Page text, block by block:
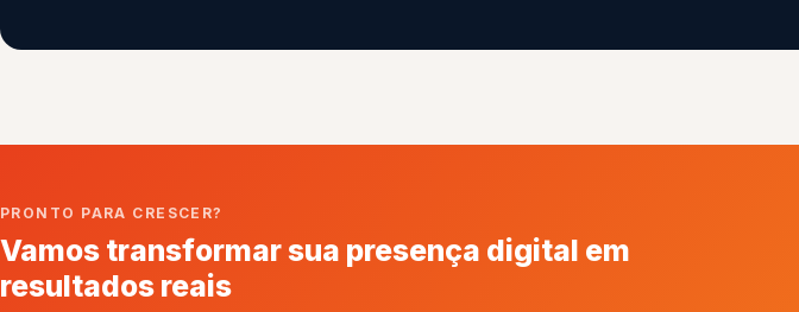
PRONTO PARA CRESCER?
Vamos transformar sua presença digital em
resultados reais